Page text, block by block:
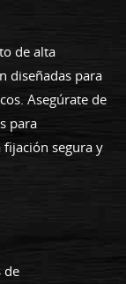
de alta
diseñadas para
Asegúrate de
para
segura y
de